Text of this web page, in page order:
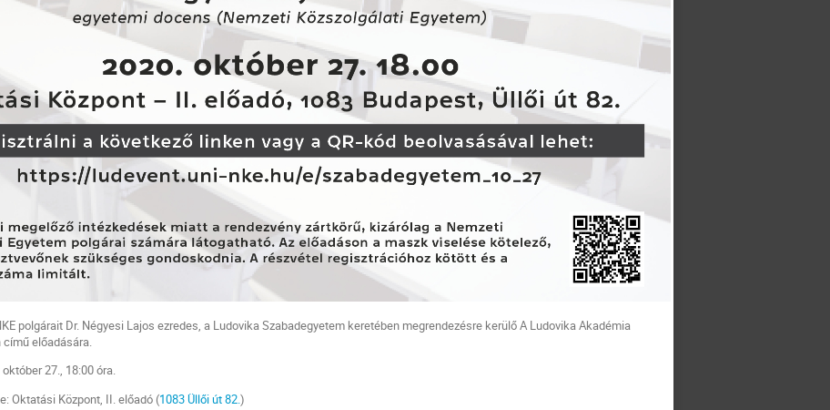
polgárait Dr. Négyesi Lajos ezredes, a Ludovika Szabadegyetem keretében megrendezésre kerülő A Ludovika Akadémia
előadására.
27., 18:00 óra.
Oktatási Központ, II. előadó (1083 Üllői út 82.)